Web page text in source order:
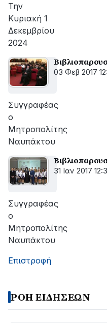
Την
Κυριακή 1
Δεκεμβρίου
2024
03 Φεβ 2017
Συγγραφέας
ο
Μητροπολίτης
Ναυπάκτου
31 Ιαν 2017
Συγγραφέας
ο
Μητροπολίτης
Ναυπάκτου
Επιστροφή
ΡΟΗ ΕΙΔΗΣΕΩΝ